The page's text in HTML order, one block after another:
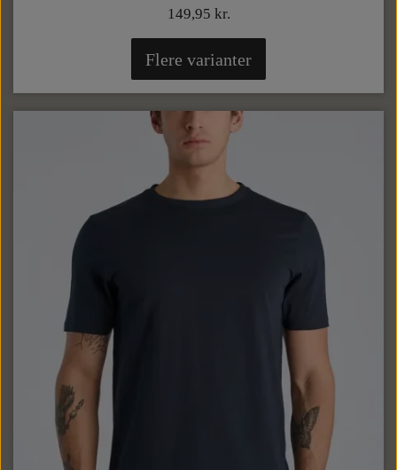
149,95 kr.
Flere varianter